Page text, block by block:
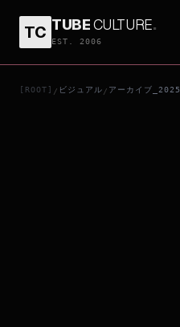
TC TUBECULTURE.
EST. 2006
[ROOT] / ビジュアル / アーカイブ_2025
ランニング・マン